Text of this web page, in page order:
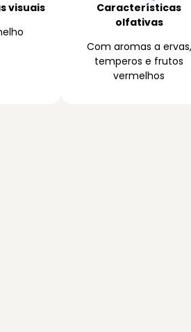
visuais
Características
olfativas
Com aromas a ervas,
temperos e frutos
vermelhos